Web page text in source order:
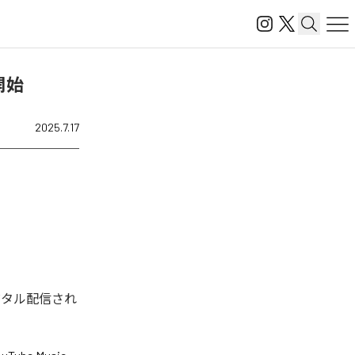
始
2025.7.17
ル配信され